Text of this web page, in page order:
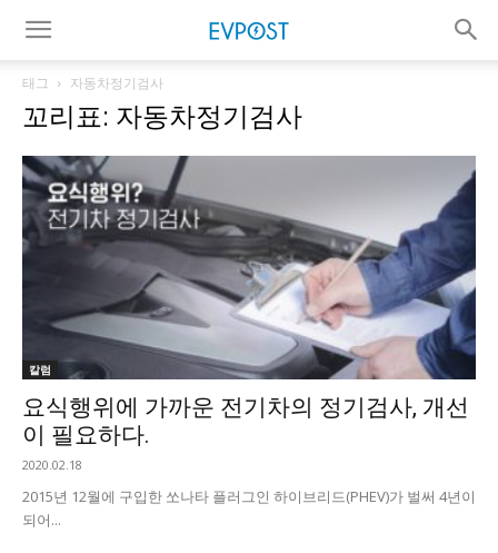
태그 자동차정기검사
꼬리표: 자동차정기검사
칼럼
요식행위에 가까운 전기차의 정기검사, 개선
이 필요하다.
2020.02.18
2015년 12월에 구입한 쏘나타 플러그인 하이브리드(PHEV)가 벌써 4년이
되어...